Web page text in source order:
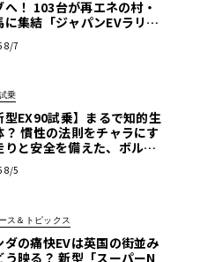
へ！ 103台が再エネの村・
に集結「ジャパンEVラリー
8/7
乗
型EX90試乗】まるで知的生
？ 慣性の法則をチャラにす
りと安全を備えた、ボルボ
8/5
ス＆トピックス
ダの痛快EVは英国の街並み
う映る？ 新型「スーパーN